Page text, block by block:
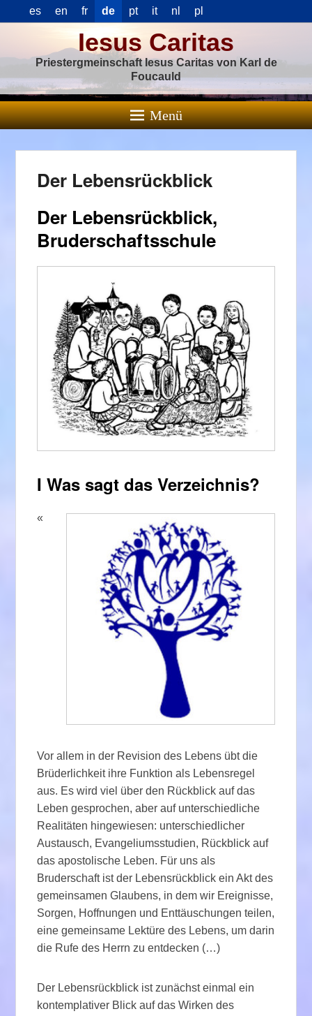
es en fr de pt it nl pl
Iesus Caritas
Priestergmeinschaft Iesus Caritas von Karl de
Foucauld
Menü
Der Lebensrückblick
Der Lebensrückblick,
Bruderschaftsschule
I Was sagt das Verzeichnis?
«
Vor allem in der Revision des Lebens übt die
Brüderlichkeit ihre Funktion als Lebensregel
aus. Es wird viel über den Rückblick auf das
Leben gesprochen, aber auf unterschiedliche
Realitäten hingewiesen: unterschiedlicher
Austausch, Evangeliumsstudien, Rückblick auf
das apostolische Leben. Für uns als
Bruderschaft ist der Lebensrückblick ein Akt des
gemeinsamen Glaubens, in dem wir Ereignisse,
Sorgen, Hoffnungen und Enttäuschungen teilen,
eine gemeinsame Lektüre des Lebens, um darin
die Rufe des Herrn zu entdecken (…)
Der Lebensrückblick ist zunächst einmal ein
kontemplativer Blick auf das Wirken des